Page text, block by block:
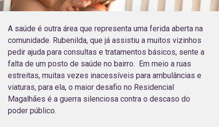
A saúde é outra área que representa uma ferida aberta na
comunidade. Rubenilda, que já assistiu a muitos vizinhos
pedir ajuda para consultas e tratamentos básicos, sente a
falta de um posto de saúde no bairro. Em meio a ruas
estreitas, muitas vezes inacessíveis para ambulâncias e
viaturas, para ela, o maior desafio no Residencial
Magalhães é a guerra silenciosa contra o descaso do
poder público.